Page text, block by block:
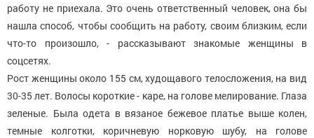
работу не приехала. Это очень ответственный человек, она бы
нашла способ, чтобы сообщить на работу, своим близким, если
что-то произошло, - рассказывают знакомые женщины в
соцсетях.
Рост женщины около 155 см, худощавого телосложения, на вид
30-35 лет. Волосы короткие - каре, на голове мелирование. Глаза
зеленые. Была одета в вязаное бежевое платье выше колен,
темные колготки, коричневую норковую шубу, на голове